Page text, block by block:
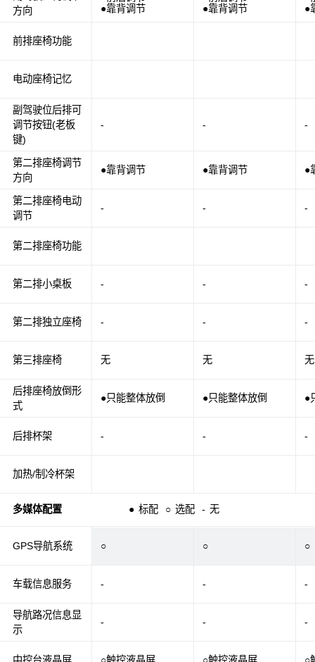
方向
前排座椅功能
电动座椅记忆
副驾驶位后排可
调节按钮(老板
键)
第二排座椅调节
方向
第二排座椅电动
调节
第二排座椅功能
第二排小桌板
第二排独立座椅
第三排座椅
后排座椅放倒形
式
后排杯架
加热/制冷杯架
多媒体配置 ● 标配 ○ 选配 - 无
GPS导航系统
车载信息服务
导航路况信息显
示
●靠背调节
●靠背调节
●
- - -
●靠背调节 ●靠背调节 ●
- - -
- - -
- - -
无 无 无
●只能整体放倒 ●只能整体放倒 ●
- - -
○ ○ ○
- - -
- - -